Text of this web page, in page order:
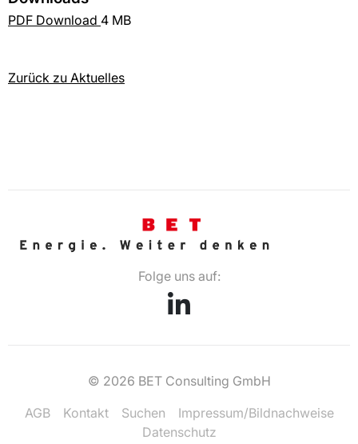
PDF Download 4 MB
Zurück zu Aktuelles
Folge uns auf:
© 2026 BET Consulting GmbH
AGB
Kontakt Suchen
Impressum/Bildnachweise
Datenschutz